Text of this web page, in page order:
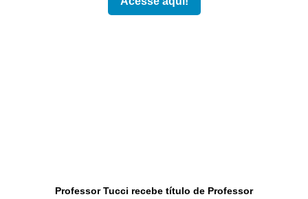
Professor Tucci recebe título de Professor